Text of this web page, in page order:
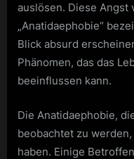
auslösen. Diese Angst
„Anatidaephobie“
Blick absurd
Phänomen, das das
beeinflussen kann.
Die Anatidaephobie,
beobachtet zu
haben. Einige